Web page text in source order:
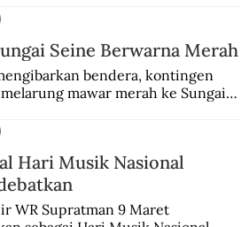
Seine Berwarna Merah
bendera, kontingen
mawar merah ke Sungai
Hari Musik Nasional
WR Supratman 9 Maret